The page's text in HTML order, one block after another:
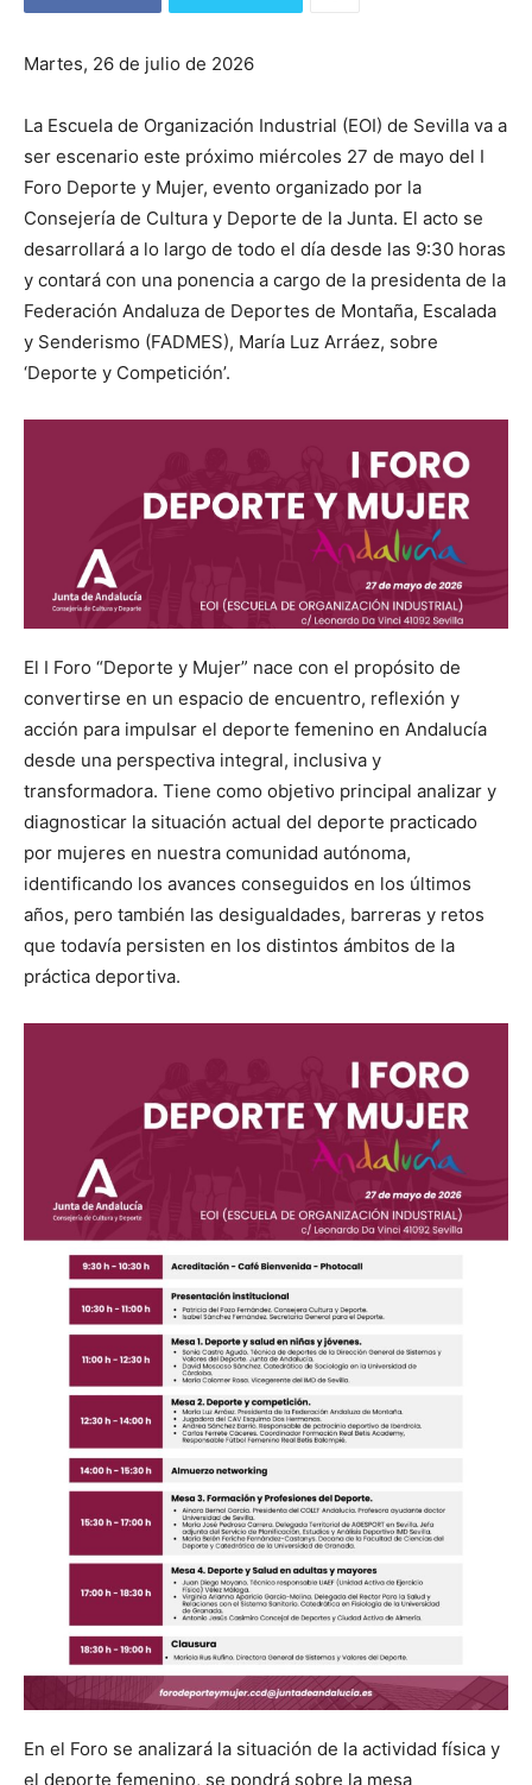
Martes, 26 de julio de 2026
La Escuela de Organización Industrial (EOI) de Sevilla va a
ser escenario este próximo miércoles 27 de mayo del I
Foro Deporte y Mujer, evento organizado por la
Consejería de Cultura y Deporte de la Junta. El acto se
desarrollará a lo largo de todo el día desde las 9:30 horas
y contará con una ponencia a cargo de la presidenta de la
Federación Andaluza de Deportes de Montaña, Escalada
y Senderismo (FADMES), María Luz Arráez, sobre
‘Deporte y Competición’.
El I Foro “Deporte y Mujer” nace con el propósito de
convertirse en un espacio de encuentro, reflexión y
acción para impulsar el deporte femenino en Andalucía
desde una perspectiva integral, inclusiva y
transformadora. Tiene como objetivo principal analizar y
diagnosticar la situación actual del deporte practicado
por mujeres en nuestra comunidad autónoma,
identificando los avances conseguidos en los últimos
años, pero también las desigualdades, barreras y retos
que todavía persisten en los distintos ámbitos de la
práctica deportiva.
En el Foro se analizará la situación de la actividad física y
el deporte femenino, se pondrá sobre la mesa